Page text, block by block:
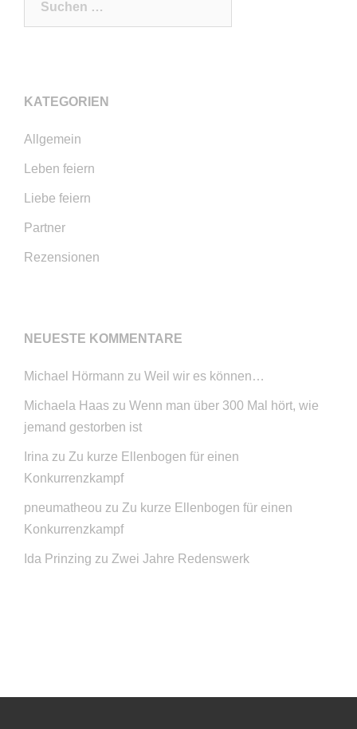
KATEGORIEN
Allgemein
Leben feiern
Liebe feiern
Partner
Rezensionen
NEUESTE KOMMENTARE
Michael Hörmann zu Weil wir es können…
Michaela Haas zu Wenn man über 300 Mal hört, wie
jemand gestorben ist
Irina zu Zu kurze Ellenbogen für einen
Konkurrenzkampf
pneumatheou zu Zu kurze Ellenbogen für einen
Konkurrenzkampf
Ida Prinzing zu Zwei Jahre Redenswerk